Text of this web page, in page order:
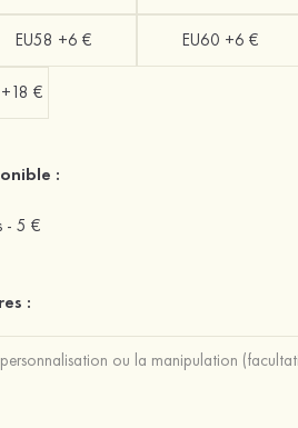
EU58 +6 € EU60 +6 €
+18 €
:
-5 €
: